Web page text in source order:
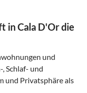
in Cala D'Or die
und
Schlaf- und
und Privatsphäre als